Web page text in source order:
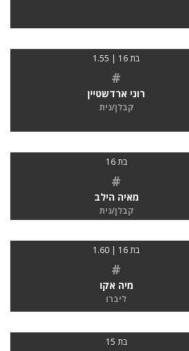
בת 16 | 1.55
#
רוני ארדשטיין
קבלן/נית
בת 16
#
מאיה הילב
קבלן/נית
בת 16 | 1.60
#
מיה אקו
ליברו
בת 15